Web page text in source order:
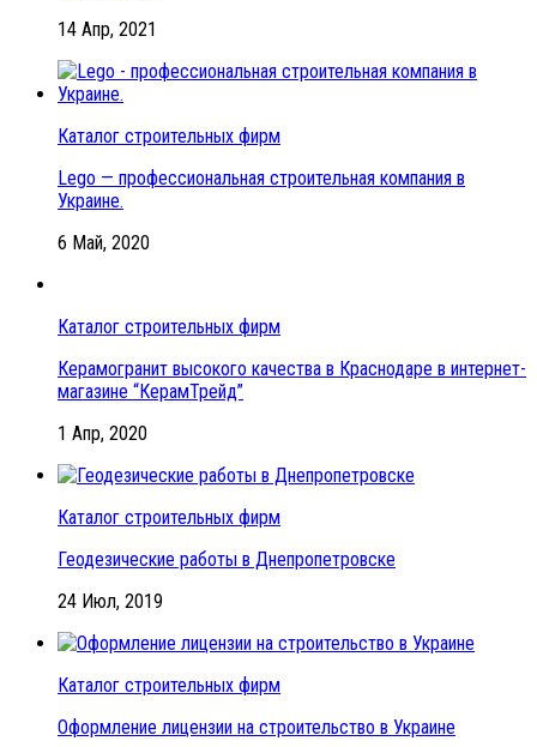
14 Апр, 2021
Каталог строительных фирм
Lego — профессиональная строительная компания в
Украине.
6 Май, 2020
Каталог строительных фирм
Керамогранит высокого качества в Краснодаре в интернет-
магазине “КерамТрейд”
1 Апр, 2020
Каталог строительных фирм
Геодезические работы в Днепропетровске
24 Июл, 2019
Каталог строительных фирм
Оформление лицензии на строительство в Украине